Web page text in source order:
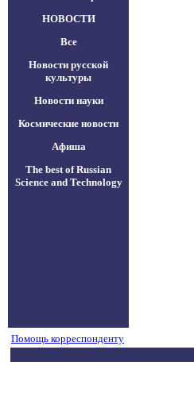
НОВОСТИ
Все
Новости русской
культуры
Новости науки
Космические новости
Афиша
The best of Russian
Science and Technology
Помощь корреспонденту